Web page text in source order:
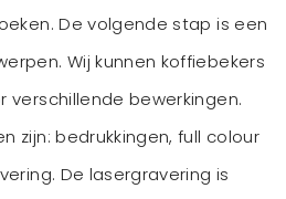
De volgende stap is een
Wij kunnen koffiebekers
verschillende bewerkingen.
zijn: bedrukkingen, full colour
De lasergravering is